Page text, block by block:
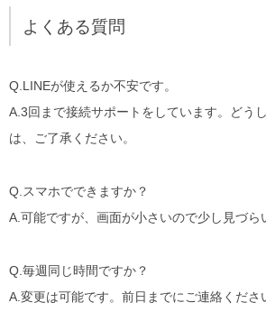
よくある質問
Q. LINEが使えるか不安です。
A. 3回まで接続サポートをしています。どう
は、ご了承ください。
Q. スマホでできますか？
A. 可能ですが、画面が小さいので少し見づら
Q. 毎週同じ時間ですか？
A. 変更は可能です。前日までにご連絡くださ